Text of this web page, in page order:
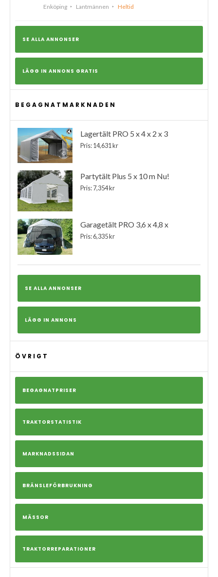
Enköping Lantmännen Heltid
SE ALLA ANNONSER
LÄGG IN ANNONS GRATIS
BEGAGNATMARKNADEN
Lagertält PRO 5 x 4 x 2 x 3
Pris: 14,631 kr
Partytält Plus 5 x 10 m Nu!
Pris: 7,354 kr
Garagetält PRO 3,6 x 4,8 x
Pris: 6,335 kr
SE ALLA ANNONSER
LÄGG IN ANNONS
ÖVRIGT
BEGAGNATPRISER
TRAKTORSTATISTIK
MARKNADSSIDAN
BRÄNSLEFÖRBRUKNING
MÄSSOR
TRAKTORREPARATIONER